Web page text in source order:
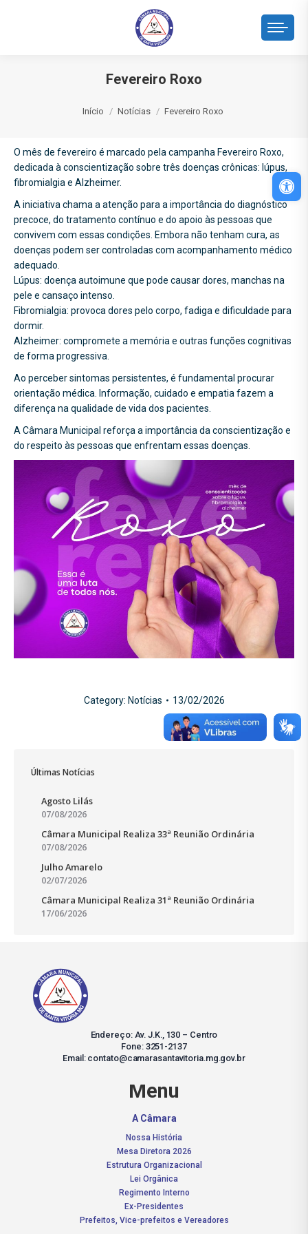
Fevereiro Roxo
Início Notícias Fevereiro Roxo
O mês de fevereiro é marcado pela campanha Fevereiro Roxo,
dedicada à conscientização sobre três doenças crônicas: lúpus,
fibromialgia e Alzheimer.
A iniciativa chama a atenção para a importância do diagnóstico
precoce, do tratamento contínuo e do apoio às pessoas que
convivem com essas condições. Embora não tenham cura, as
doenças podem ser controladas com acompanhamento médico
adequado.
Lúpus: doença autoimune que pode causar dores, manchas na
pele e cansaço intenso.
Fibromialgia: provoca dores pelo corpo, fadiga e dificuldade para
dormir.
Alzheimer: compromete a memória e outras funções cognitivas
de forma progressiva.
Ao perceber sintomas persistentes, é fundamental procurar
orientação médica. Informação, cuidado e empatia fazem a
diferença na qualidade de vida dos pacientes.
A Câmara Municipal reforça a importância da conscientização e
do respeito às pessoas que enfrentam essas doenças.
Category: Notícias 13/02/2026
Últimas Notícias
Agosto Lilás
07/08/2026
Câmara Municipal Realiza 33ª Reunião Ordinária
07/08/2026
Julho Amarelo
02/07/2026
Câmara Municipal Realiza 31ª Reunião Ordinária
17/06/2026
Endereço: Av. J.K., 130 – Centro
Fone: 3251-2137
Email: contato@camarasantavitoria.mg.gov.br
Menu
A Câmara
Nossa História
Mesa Diretora 2026
Estrutura Organizacional
Lei Orgânica
Regimento Interno
Ex-Presidentes
Prefeitos, Vice-prefeitos e Vereadores